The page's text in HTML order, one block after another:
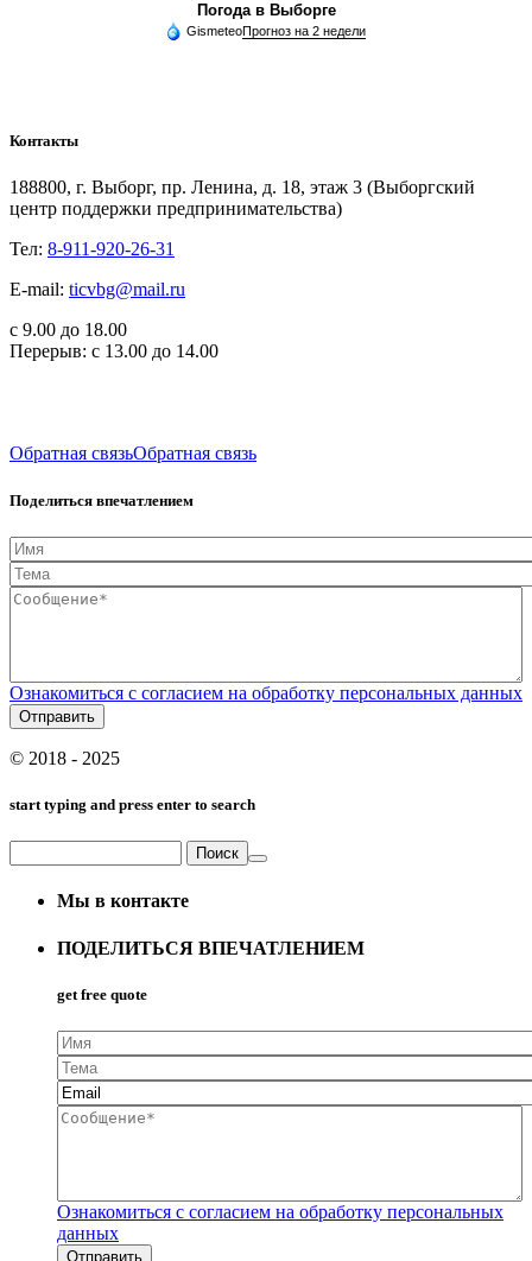
Погода в Выборге
GismeteoПрогноз на 2 недели
Контакты
188800, г. Выборг, пр. Ленина, д. 18, этаж 3 (Выборгский
центр поддержки предпринимательства)
Тел: 8-911-920-26-31
E-mail: ticvbg@mail.ru
с 9.00 до 18.00
Перерыв: с 13.00 до 14.00
Обратная связьОбратная связь
Поделиться впечатлением
Имя
Тема
Сообщение*
Ознакомиться с согласием на обработку персональных данных
© 2018 - 2025
start typing and press enter to search
Мы в контакте
ПОДЕЛИТЬСЯ ВПЕЧАТЛЕНИЕМ
get free quote
Имя
Тема
Email
Сообщение
Ознакомиться с согласием на обработку персональных
данных